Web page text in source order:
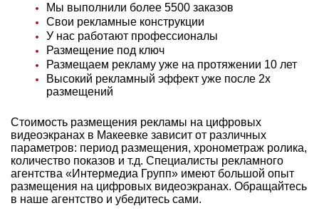
Мы выполнили более 5500 заказов
Свои рекламные конструкции
У нас работают профессионалы
Размещение под ключ
Размещаем рекламу уже на протяжении 10 лет
Высокий рекламный эффект уже после 2х
размещений
Стоимость размещения рекламы на цифровых
видеоэкранах в Макеевке зависит от различных
параметров: период размещения, хронометраж ролика,
количество показов и т.д. Специалисты рекламного
агентства «Интермедиа Групп» имеют большой опыт
размещения на цифровых видеоэкранах. Обращайтесь
в наше агентство и убедитесь сами.